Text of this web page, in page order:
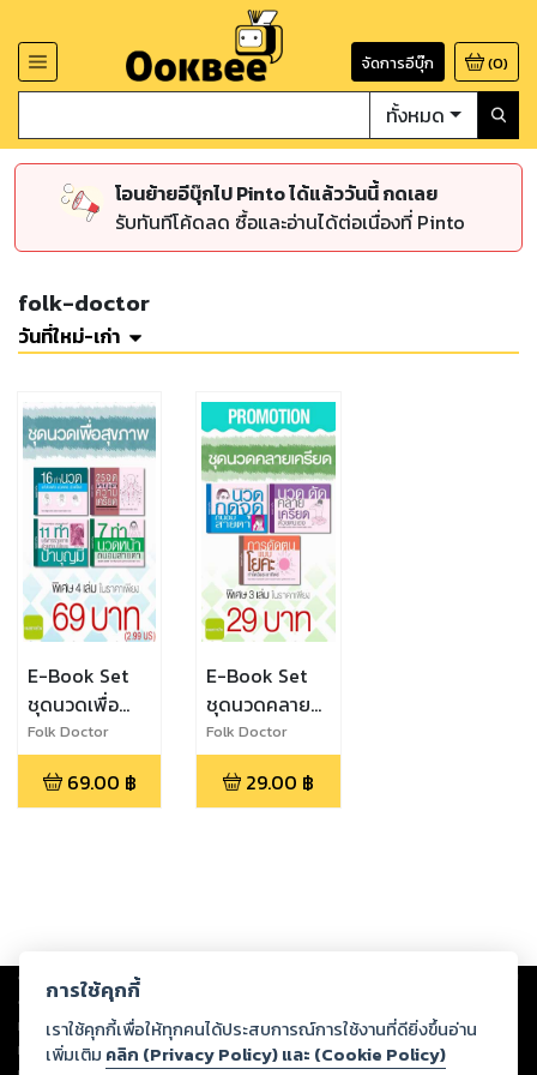
จัดการอีบุ๊ก (0)
ทั้งหมด
โอนย้ายอีบุ๊กไป Pinto ได้แล้ววันนี้ กดเลย
รับทันทีโค้ดลด ซื้อและอ่านได้ต่อเนื่องที่ Pinto
folk-doctor
วันที่ใหม่-เก่า
E-Book Set
ชุดนวดเพื่อ
สุขภาพ
Folk Doctor
69.00 ฿
E-Book Set
ชุดนวดคลาย
เครียด
Folk Doctor
29.00 ฿
Copyright © 2026
ต่อผลงานหรือเนื้อหาใดที่อัปโหลดผ่านเว็บไซต์และปรากฏว่าละเมิดสิทธิใน
ทรัพย์สินทางปัญญาของบุคคลอื่นหรือขัดต่อกฎหมายและศีลธรรม ดังนั้น ผู้อ่าน
ทุกท่านโปรดใช้วิจารณญาณในการกลั่นกรองด้วยตนเอง และหากท่านพบว่าส่วน
การใช้คุกกี้
เราใช้คุกกี้เพื่อให้ทุกคนได้ประสบการณ์การใช้งานที่ดียิ่งขึ้นอ่าน
เพิ่มเติม คลิก (Privacy Policy) และ (Cookie Policy)